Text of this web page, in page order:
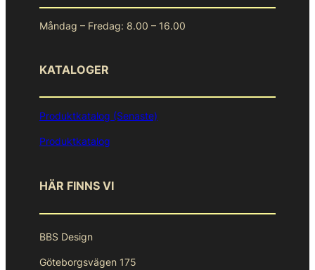
Måndag – Fredag: 8.00 – 16.00
KATALOGER
Produktkatalog (Senaste)
Produktkatalog
HÄR FINNS VI
BBS Design
Göteborgsvägen 175